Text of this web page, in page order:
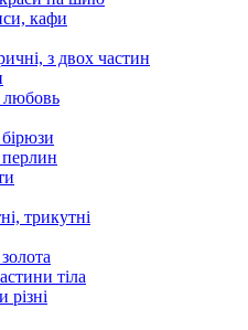
кафи
з двох частин
любовь
бірюзи
перлин
трикутні
золота
тіла
різні